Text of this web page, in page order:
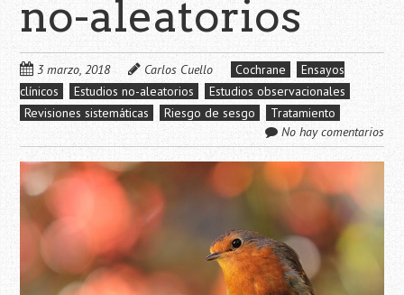
no-aleatorios
3 marzo, 2018 Carlos Cuello Cochrane
Ensayos
clínicos
Estudios no-aleatorios
Estudios observacionales
Revisiones sistemáticas
Riesgo de sesgo
Tratamiento
No hay comentarios